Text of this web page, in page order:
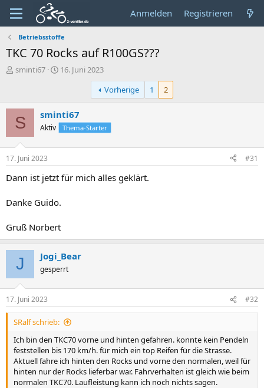
Anmelden Registrieren
Betriebsstoffe
TKC 70 Rocks auf R100GS???
E
e
l
e
sminti67
E
e
l
l
m
16. Juni 2023
Vorherige
1 2
S sminti67
Aktiv Thema-Starter
17. Juni 2023 #31
Dann ist jetzt für mich alles geklärt.
Danke Guido.
Gruß Norbert
J Jogi_Bear
gesperrt
17. Juni 2023 #32
SRalf schrieb:
Ich bin den TKC70 vorne und hinten gefahren. konnte kein Pendeln
feststellen bis 170 km/h. für mich ein top Reifen für die Strasse.
Aktuell fahre ich hinten den Rocks und vorne den normalen, weil für
hinten nur der Rocks lieferbar war. Fahrverhalten ist gleich wie beim
normalen TKC70. Laufleistung kann ich noch nichts sagen.